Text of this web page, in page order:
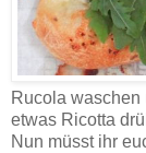
Rucola
etwas Ricotta
Nun müsst ihr